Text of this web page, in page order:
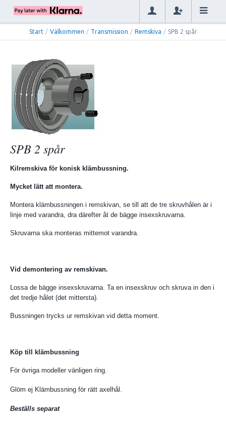
Start / Välkommen / Transmission / Remskiva / SPB 2 spår
SPB 2 spår
Kilremskiva för konisk klämbussning.
Mycket lätt att montera.
Montera klämbussningen i remskivan, se till att de tre skruvhålen är i
linje med varandra, dra därefter åt de bägge insexskruvarna.
Skruvarna ska monteras mittemot varandra.
Vid demontering av remskivan.
Lossa de bägge insexskruvarna. Ta en insexskruv och skruva in den i
det tredje hålet (det mittersta).
Bussningen trycks ur remskivan vid detta moment.
Köp till klämbussning
För övriga modeller vänligen ring.
Glöm ej Klämbussning för rätt axelhål.
Beställs separat